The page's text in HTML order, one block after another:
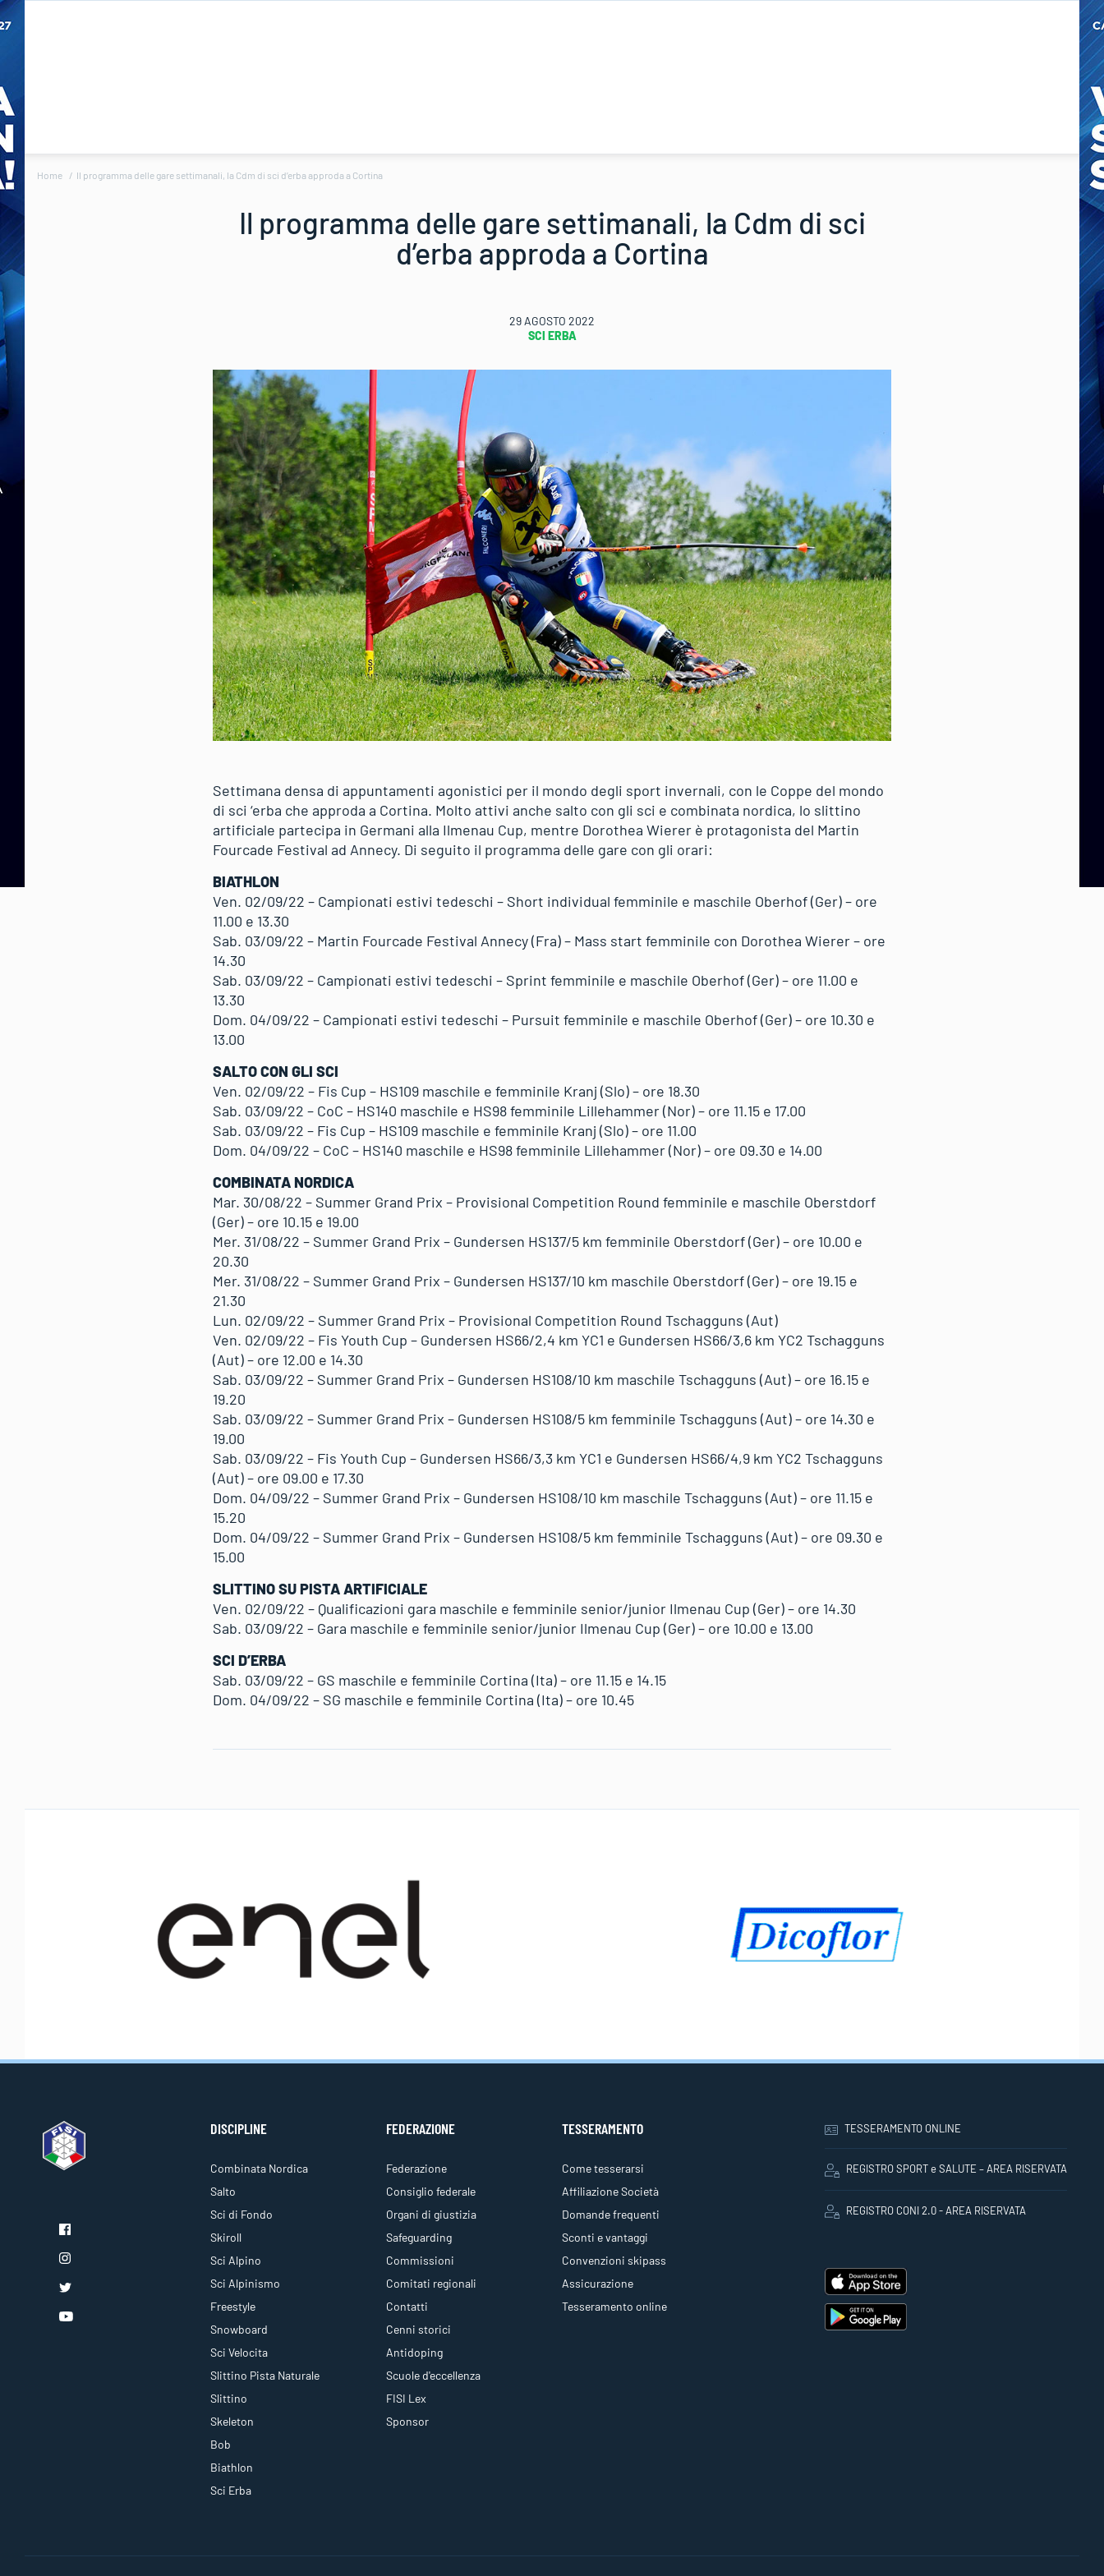
Home Il programma delle gare settimanali, la Cdm di sci d’erba approda a Cortina
Il programma delle gare settimanali, la Cdm di sci
d’erba approda a Cortina
29 AGOSTO 2022
SCI ERBA
Settimana densa di appuntamenti agonistici per il mondo degli sport invernali, con le Coppe del mondo
di sci ‘erba che approda a Cortina. Molto attivi anche salto con gli sci e combinata nordica, lo slittino
artificiale partecipa in Germani alla Ilmenau Cup, mentre Dorothea Wierer è protagonista del Martin
Fourcade Festival ad Annecy. Di seguito il programma delle gare con gli orari:
BIATHLON
Ven. 02/09/22 – Campionati estivi tedeschi – Short individual femminile e maschile Oberhof (Ger) – ore
11.00 e 13.30
Sab. 03/09/22 – Martin Fourcade Festival Annecy (Fra) – Mass start femminile con Dorothea Wierer – ore
14.30
Sab. 03/09/22 – Campionati estivi tedeschi – Sprint femminile e maschile Oberhof (Ger) – ore 11.00 e
13.30
Dom. 04/09/22 – Campionati estivi tedeschi – Pursuit femminile e maschile Oberhof (Ger) – ore 10.30 e
13.00
SALTO CON GLI SCI
Ven. 02/09/22 – Fis Cup – HS109 maschile e femminile Kranj (Slo) – ore 18.30
Sab. 03/09/22 – CoC – HS140 maschile e HS98 femminile Lillehammer (Nor) – ore 11.15 e 17.00
Sab. 03/09/22 – Fis Cup – HS109 maschile e femminile Kranj (Slo) – ore 11.00
Dom. 04/09/22 – CoC – HS140 maschile e HS98 femminile Lillehammer (Nor) – ore 09.30 e 14.00
COMBINATA NORDICA
Mar. 30/08/22 – Summer Grand Prix – Provisional Competition Round femminile e maschile Oberstdorf
(Ger) – ore 10.15 e 19.00
Mer. 31/08/22 – Summer Grand Prix – Gundersen HS137/5 km femminile Oberstdorf (Ger) – ore 10.00 e
20.30
Mer. 31/08/22 – Summer Grand Prix – Gundersen HS137/10 km maschile Oberstdorf (Ger) – ore 19.15 e
21.30
Lun. 02/09/22 – Summer Grand Prix – Provisional Competition Round Tschagguns (Aut)
Ven. 02/09/22 – Fis Youth Cup – Gundersen HS66/2,4 km YC1 e Gundersen HS66/3,6 km YC2 Tschagguns
(Aut) – ore 12.00 e 14.30
Sab. 03/09/22 – Summer Grand Prix – Gundersen HS108/10 km maschile Tschagguns (Aut) – ore 16.15 e
19.20
Sab. 03/09/22 – Summer Grand Prix – Gundersen HS108/5 km femminile Tschagguns (Aut) – ore 14.30 e
19.00
Sab. 03/09/22 – Fis Youth Cup – Gundersen HS66/3,3 km YC1 e Gundersen HS66/4,9 km YC2 Tschagguns
(Aut) – ore 09.00 e 17.30
Dom. 04/09/22 – Summer Grand Prix – Gundersen HS108/10 km maschile Tschagguns (Aut) – ore 11.15 e
15.20
Dom. 04/09/22 – Summer Grand Prix – Gundersen HS108/5 km femminile Tschagguns (Aut) – ore 09.30 e
15.00
SLITTINO SU PISTA ARTIFICIALE
Ven. 02/09/22 – Qualificazioni gara maschile e femminile senior/junior Ilmenau Cup (Ger) – ore 14.30
Sab. 03/09/22 – Gara maschile e femminile senior/junior Ilmenau Cup (Ger) – ore 10.00 e 13.00
SCI D’ERBA
Sab. 03/09/22 – GS maschile e femminile Cortina (Ita) – ore 11.15 e 14.15
Dom. 04/09/22 – SG maschile e femminile Cortina (Ita) – ore 10.45
DISCIPLINE
Combinata Nordica
Salto
Sci di Fondo
Skiroll
Sci Alpino
Sci Alpinismo
Freestyle
Snowboard
Sci Velocita
Slittino Pista Naturale
Slittino
Skeleton
Bob
Biathlon
Sci Erba
FEDERAZIONE
Federazione
Consiglio federale
Organi di giustizia
Safeguarding
Commissioni
Comitati regionali
Contatti
Cenni storici
Antidoping
Scuole d'eccellenza
FISI Lex
Sponsor
TESSERAMENTO
Come tesserarsi
Affiliazione Società
Domande frequenti
Sconti e vantaggi
Convenzioni skipass
Assicurazione
Tesseramento online
TESSERAMENTO ONLINE
REGISTRO SPORT e SALUTE – AREA RISERVATA
REGISTRO CONI 2.0 - AREA RISERVATA